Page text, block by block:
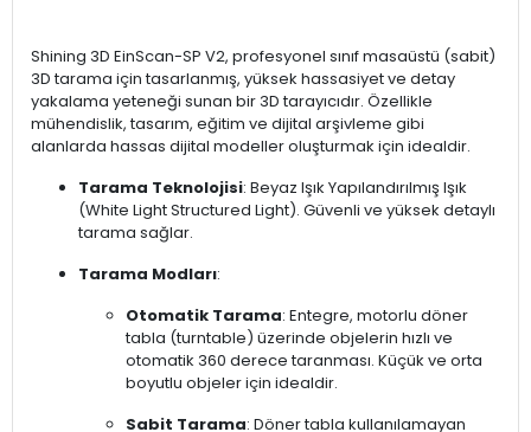
Shining 3D EinScan-SP V2, profesyonel sınıf masaüstü (sabit)
3D tarama için tasarlanmış, yüksek hassasiyet ve detay
yakalama yeteneği sunan bir 3D tarayıcıdır. Özellikle
mühendislik, tasarım, eğitim ve dijital arşivleme gibi
alanlarda hassas dijital modeller oluşturmak için idealdir.
Tarama Teknolojisi: Beyaz Işık Yapılandırılmış Işık
(White Light Structured Light). Güvenli ve yüksek detaylı
tarama sağlar.
Tarama Modları:
Otomatik Tarama: Entegre, motorlu döner
tabla (turntable) üzerinde objelerin hızlı ve
otomatik 360 derece taranması. Küçük ve orta
boyutlu objeler için idealdir.
Sabit Tarama: Döner tabla kullanılamayan